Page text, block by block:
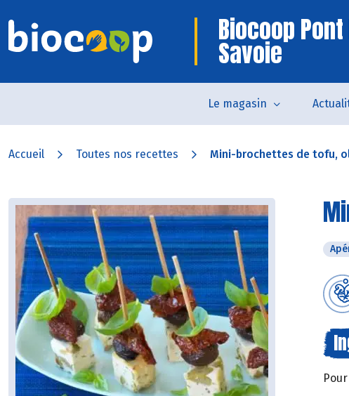
Biocoop
Savoie
Le magasin
Accueil Toutes nos recettes Mini-brochettes de tofu,